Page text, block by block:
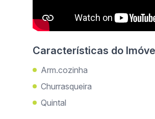
Características do
Arm.cozinha
Churrasqueira
Quintal